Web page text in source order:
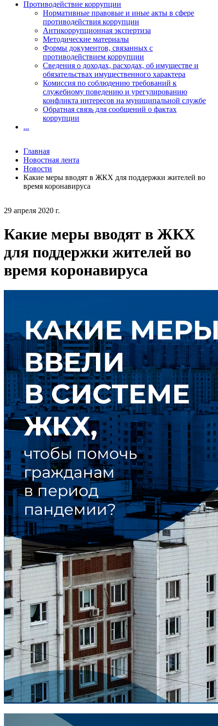
29 апреля 2020 г.
Какие меры вводят в ЖКХ
для поддержки жителей во
время коронавируса
Противодействие коррупции
Нормативные правовые и иные акты в сфере
противодействия коррупции
Антикоррупционная экспертиза
Методические материалы
Формы документов, связанных с
противодействием коррупции
Сведения о доходах, расходах, об имуществе и
обязательствах имущественного характера
Комиссия по соблюдению требований к
служебному поведению и урегулированию
конфликта интересов на муниципальной службе
Обратная связь для сообщений о фактах
коррупции
...
Главная
Новостная лента
Новости
Какие меры вводят в ЖКХ для поддержки жителей во
время коронавируса